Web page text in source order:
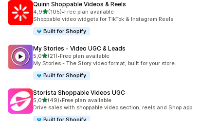
Quinn Shoppable Videos & Reels
4,9av 5 stjerner
(105)
Totalt 105 omtaler
•Free plan available
Shoppable video widgets for TikTok & Instagram Reels
Built for Shopify
My Stories ‑ Video UGC & Leads
5,0av 5 stjerner
(21)
Totalt 21 omtaler
•Free plan available
My Stories - The Story video format, built for your store.
Built for Shopify
Storista Shoppable Videos UGC
5,0av 5 stjerner
(49)
Totalt 49 omtaler
•Free plan available
Drive sales with shoppable video section, reels and Shop app